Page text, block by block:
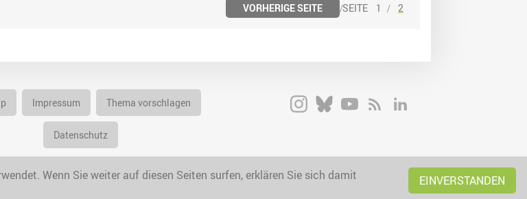
VORHERIGE SEITE 1 2
Impressum Thema vorschlagen
Datenschutz
Wenn Sie weiter auf diesen Seiten surfen, erklären Sie sich damit
EINVERSTANDEN